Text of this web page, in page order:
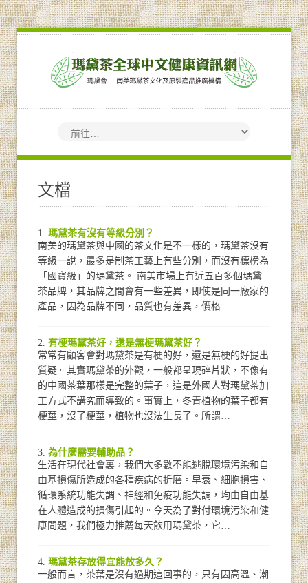
文檔
瑪黛茶有沒有等級分別？
南美的瑪黛茶與中國的茶文化是不一樣的，瑪黛茶沒有
等級一說，最多是制茶工藝上有些分別，而沒有標榜為
「國寶級」的瑪黛茶。 南美市場上有近五百多個瑪黛
茶品牌，其品牌之間會有一些差異，即使是同一廠家的
產品，因為品牌不同，品質也有差異，價格…
有梗瑪黛茶好，還是無梗瑪黛茶好？
常常有顧客會對瑪黛茶是有梗的好，還是無梗的好提出
質疑。其實瑪黛茶的外觀，一般都呈現碎片狀，不像有
的中國茶葉那樣是完整的葉子，這是外國人對瑪黛茶加
工方式不講究而導致的。事實上，冬青植物的葉子都有
梗莖，沒了梗莖，植物也沒法生長了。所謂…
為什麼需要輔助品？
生活在現代社會裏，我們大多數不能逃脫環境污染和自
由基損傷所造成的各種疾病的折磨。早衰、細胞損害、
循環系統功能失調、神經和免疫功能失調，均由自由基
在人體造成的損傷引起的。今天為了對付環境污染和健
康問題，我們極力推薦每天飲用瑪黛茶，它…
瑪黛茶存放得宜能放多久？
一般而言，茶葉是沒有過期這回事的，只有因高溫、潮